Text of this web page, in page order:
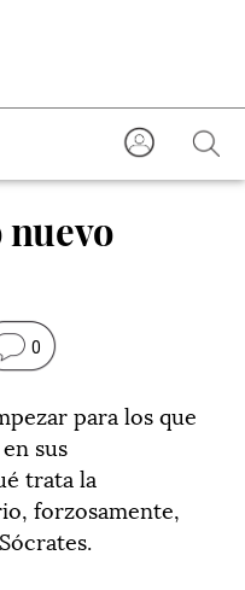
0
para los que
sus
trata la
forzosamente,